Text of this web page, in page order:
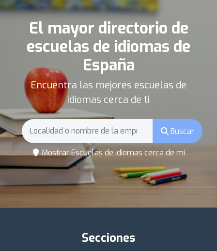
El mayor directorio de
escuelas de idiomas de
España
Encuentra las mejores escuelas de
idiomas cerca de ti
Buscar
Mostrar Escuelas de idiomas cerca de mí
Secciones